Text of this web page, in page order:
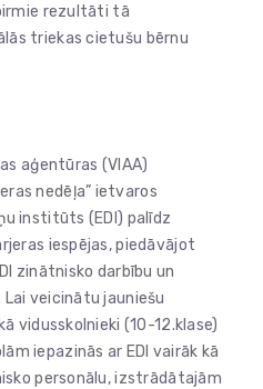
rezultāti tā
triekas cietušu bērnu
aģentūras (VIAA)
nedēļa” ietvaros
institūts (EDI) palīdz
iespējas, piedāvājot
zinātnisko darbību un
veicinātu jauniešu
vidusskolnieki (10-12.klase)
iepazinās ar EDI vairāk kā
personālu, izstrādātajām